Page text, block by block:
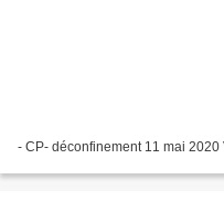
- CP- déconfinement 11 mai 2020